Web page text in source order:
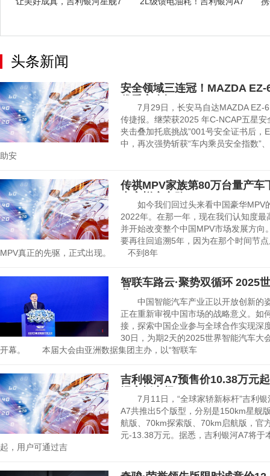
头条新闻
安全领域三连冠！MAZDA
7月29日，长安马自达MAZDA EZ-6
传捷报。继荣获2025 年C-NCAP五星
夹击叠加托底挑战”001号安全证书后，
中，再次强势斩获“车内乘员安全指数”
助安
传祺MPV家族第80万台量产车
如今我们回过头来看中国豪华MPV
2022年。在那一年，现在我们认知度
并开始改变整个中国MPV市场发展方向
要再往回追溯5年，因为在那个时间节
MPV真正的先驱，正式出现。 不到8年
智联车路云·聚势双循环 2025
中国智能汽车产业正以开放创新的
正在重新审视中国市场的战略意义。如
接，探索中国企业参与全球合作实现
30日，为期2天的2025世界智能汽车大
开幕。 本届大会由亚洲数据集团主办，以“智联车
吉利银河A7预售价10.38万元
7月11日，“全球家轿新标杆”吉利银
A7共推出5个版型，分别是150km星舰
航版、70km探索版、70km启航版，官
元-13.38万元。据悉，吉利银河A7
起，用户可通过吉